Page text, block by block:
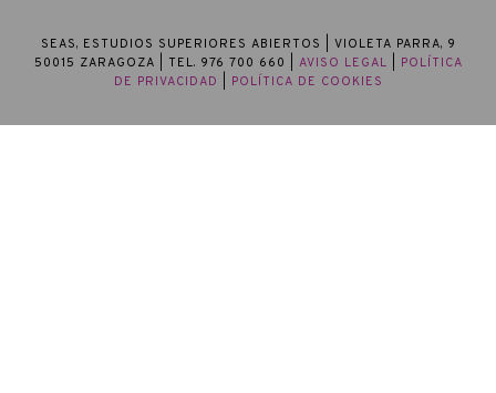
SEAS, ESTUDIOS SUPERIORES ABIERTOS
| VIOLETA PARRA, 9
50015 ZARAGOZA | TEL. 976 700 660 | AVISO LEGAL
POLÍTICA
DE PRIVACIDAD
POLÍTICA DE COOKIES